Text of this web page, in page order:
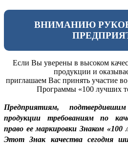
ВНИМАНИЮ
Если Вы уверены в высоком
продукции и
приглашаем Вас принять участие
Программы «100 лучших
Предприятиям,
продукции требованиям по
право ее маркировки Знаком «100
Этот Знак качества сегодня